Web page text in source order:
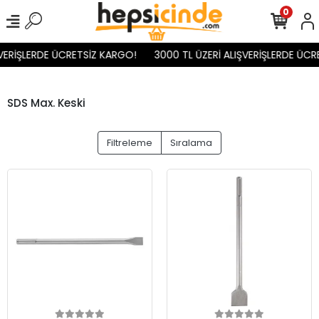
ÜCRETSİZ KARGO! 3000 TL ÜZERİ ALIŞVERİŞLERDE
0
SDS Max. Keski
Filtreleme Sıralama